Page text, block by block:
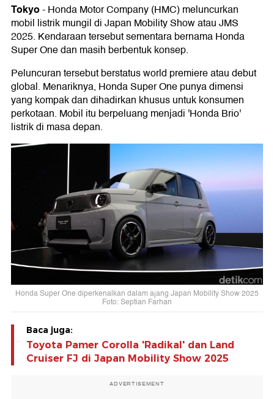
Tokyo-Honda Motor Company (HMC) meluncurkan
mobil listrik mungil di Japan Mobility Show atau JMS
2025. Kendaraan tersebut sementara bernama Honda
Super One dan masih berbentuk konsep.
Peluncuran tersebut berstatus world premiere atau debut
global. Menariknya, Honda Super One punya dimensi
yang kompak dan dihadirkan khusus untuk konsumen
perkotaan. Mobil itu berpeluang menjadi 'Honda Brio'
listrik di masa depan.
Honda Super One diperkenalkan dalam ajang Japan Mobility Show 2025
Foto: Septian Farhan
Baca juga:
Toyota Pamer Corolla 'Radikal' dan Land
Cruiser FJ di Japan Mobility Show 2025
ADVERTISEMENT